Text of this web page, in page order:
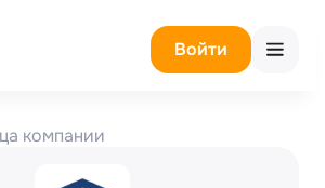
Войти
компании